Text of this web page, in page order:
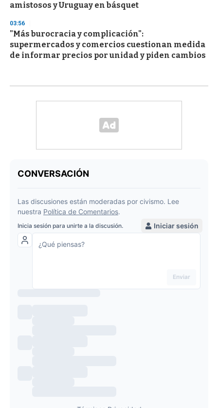
amistosos y Uruguay en básquet
03:56
"Más burocracia y complicación":
supermercados y comercios cuestionan medida
de informar precios por unidad y piden cambios